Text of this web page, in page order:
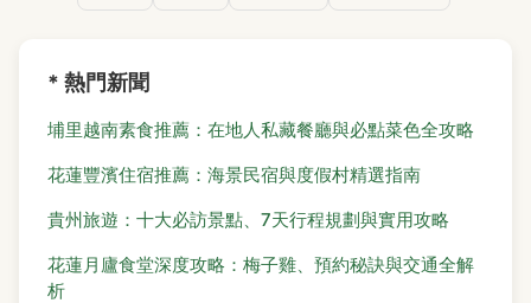
* 熱門新聞
埔里越南素食推薦：在地人私藏餐廳與必點菜色全攻略
花蓮豐濱住宿推薦：海景民宿與度假村精選指南
貴州旅遊：十大必訪景點、7天行程規劃與實用攻略
花蓮月廬食堂深度攻略：梅子雞、預約秘訣與交通全解
析